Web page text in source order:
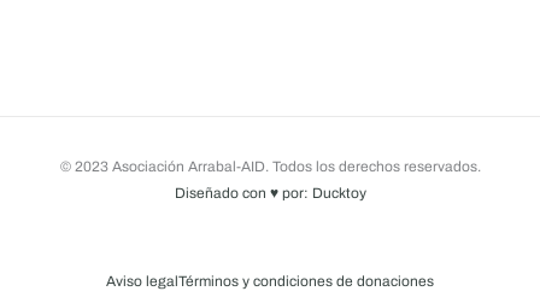
o t e r
a
i
n
© 2023 Asociación Arrabal-AID. Todos los derechos reservados.
Diseñado con ♥ por: Ducktoy
Aviso legalTérminos y condiciones de donaciones